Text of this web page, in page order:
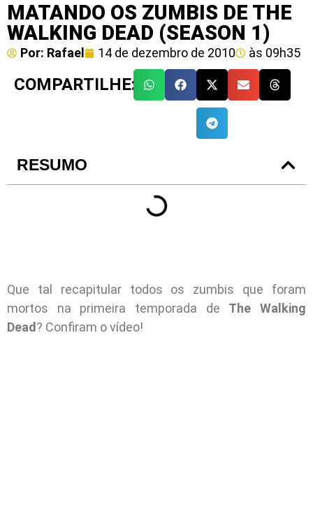
MATANDO OS ZUMBIS DE THE
WALKING DEAD (SEASON 1)
Por: Rafael 14 de dezembro de 2010 às 09h35
COMPARTILHE:
RESUMO
Que tal recapitular todos os zumbis que foram
mortos na primeira temporada de The Walking
Dead? Confiram o vídeo!